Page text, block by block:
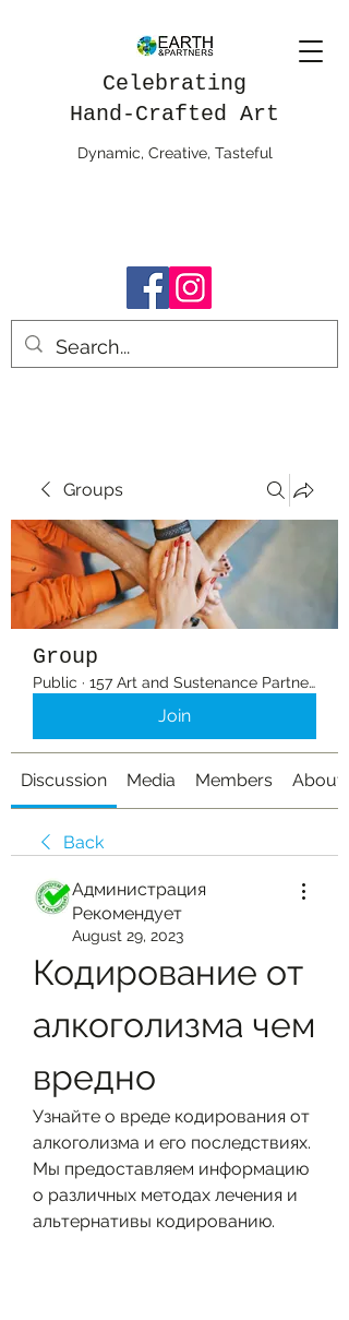
Celebrating
Hand-Crafted Art
Dynamic, Creative, Tasteful
Groups
Group
Public · 157 Art and Sustenance Partners
Join
Discussion Media Members About
Back
Администрация
Рекомендует
August 29, 2023
Кодирование от
алкоголизма чем
вредно
Узнайте о вреде кодирования от
алкоголизма и его последствиях.
Мы предоставляем информацию
о различных методах лечения и
альтернативы кодированию.